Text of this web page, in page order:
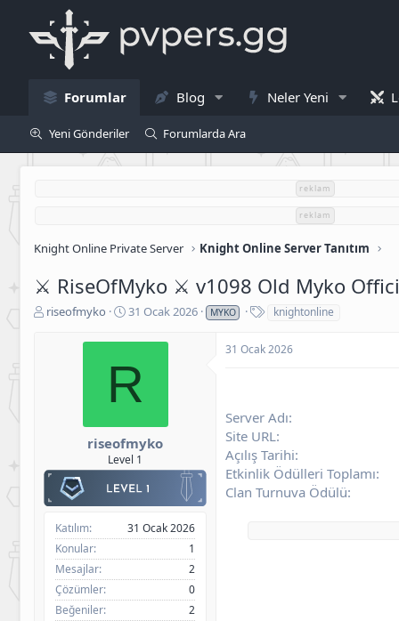
Forumlar Blog Neler Yeni
Yeni Gönderiler Forumlarda Ara
reklam
reklam
Knight Online Private Server Knight Online Server Tanıtım
⚔️ RiseOfMyko ⚔️ v1098 Old Myko
K
riseofmyko
B
ş
a
n
ç
t
a
r
i
i
31 Ocak 2026 MYKO
i
e
r
knightonline
R
riseofmyko
Level 1
Katılım
31 Ocak 2026
Konular
1
Mesajlar
2
Çözümler
0
Beğeniler
2
31 Ocak 2026
Server Adı
Site URL
Açılış Tarihi
Etkinlik Ödülleri Toplamı
Clan Turnuva Ödülü